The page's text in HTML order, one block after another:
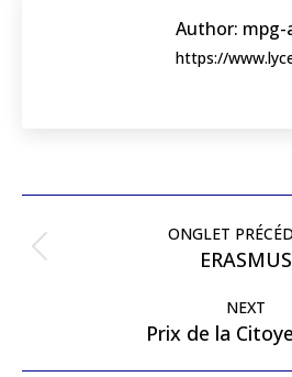
Author: mpg-
https://
Post
navigation ONGLET
ERASMUS
NEXT
Next
Prix de la